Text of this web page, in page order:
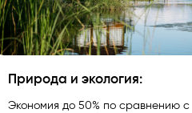
Экономия до 50% по сравнению с
Природа и экология: